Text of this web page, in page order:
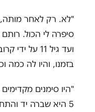
"לא. רק לאחר
ועד גיל 11
בזמנו, והיו לה כמה
"היו סימנים
5 היא שברה יד